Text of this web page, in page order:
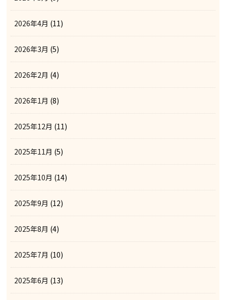
2026年4月 (11)
2026年3月 (5)
2026年2月 (4)
2026年1月 (8)
2025年12月 (11)
2025年11月 (5)
2025年10月 (14)
2025年9月 (12)
2025年8月 (4)
2025年7月 (10)
2025年6月 (13)